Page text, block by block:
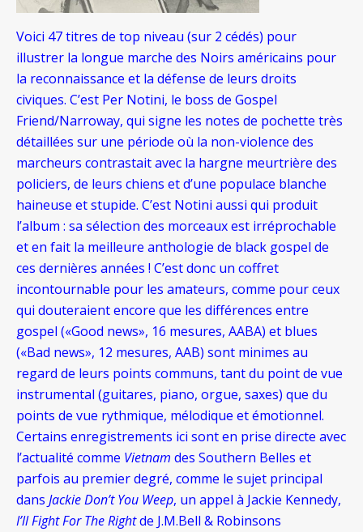
Voici 47 titres de top niveau (sur 2 cédés) pour
illustrer la longue marche des Noirs américains pour
la reconnaissance et la défense de leurs droits
civiques. C’est Per Notini, le boss de Gospel
Friend/Narroway, qui signe les notes de pochette très
détaillées sur une période où la non-violence des
marcheurs contrastait avec la hargne meurtrière des
policiers, de leurs chiens et d’une populace blanche
haineuse et stupide. C’est Notini aussi qui produit
l’album : sa sélection des morceaux est irréprochable
et en fait la meilleure anthologie de black gospel de
ces dernières années ! C’est donc un coffret
incontournable pour les amateurs, comme pour ceux
qui douteraient encore que les différences entre
gospel («Good news», 16 mesures, AABA) et blues
(«Bad news», 12 mesures, AAB) sont minimes au
regard de leurs points communs, tant du point de vue
instrumental (guitares, piano, orgue, saxes) que du
points de vue rythmique, mélodique et émotionnel.
Certains enregistrements ici sont en prise directe avec
l’actualité comme Vietnam des Southern Belles et
parfois au premier degré, comme le sujet principal
dans Jackie Don’t You Weep, un appel à Jackie Kennedy,
I’ll Fight For The Rightde J.M.Bell & Robinsons